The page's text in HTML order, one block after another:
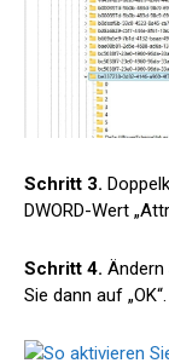
Schritt 3.
DWORD-Wert
Schritt 4. Ändern
Sie dann auf „OK“.